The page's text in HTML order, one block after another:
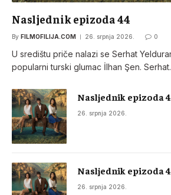
Nasljednik epizoda 44
By FILMOFILIJA.COM 26. srpnja 2026. 0
U središtu priče nalazi se Serhat
popularni turski glumac İlhan Şen.
Nasljednik epizoda
26. srpnja 2026.
Nasljednik epizoda
26. srpnja 2026.